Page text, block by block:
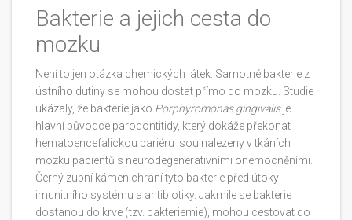
Bakterie a jejich cesta do
mozku
Není to jen otázka chemických látek. Samotné bakterie z
ústního dutiny se mohou dostat přímo do mozku. Studie
ukázaly, že bakterie jako Porphyromonas gingivalisje
hlavní původce parodontitidy, který dokáže překonat
hematoencefalickou bariéru jsou nalezeny v tkáních
mozku pacientů s neurodegenerativními onemocněními.
Černý zubní kámen chrání tyto bakterie před útoky
imunitního systému a antibiotiky. Jakmile se bakterie
dostanou do krve (tzv. bakteriemie), mohou cestovat do